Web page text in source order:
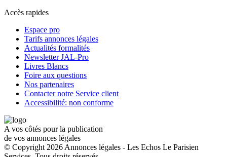
Accès rapides
Espace pro
Tarifs annonces légales
Actualités formalités
Newsletter JAL-Pro
Livres Blancs
Foire aux questions
Nos partenaires
Contacter notre Service client
Accessibilité: non conforme
A vos côtés pour la publication
de vos annonces légales
© Copyright 2026 Annonces légales - Les Echos Le Parisien